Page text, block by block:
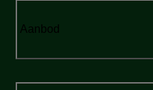
Aanbod